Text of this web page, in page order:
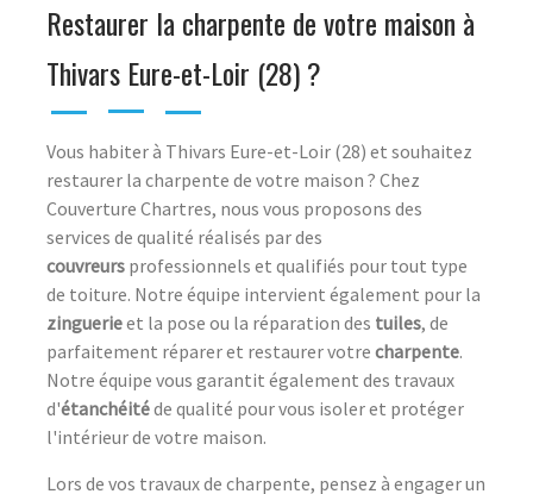
Restaurer la charpente de votre maison à ​
Thivars ​Eure-et-Loir ​(28) ?
Vous habiter à ​Thivars ​Eure-et-Loir ​(​28)​ et souhaitez
restaurer la charpente de votre maison ? ​Chez ​
Couverture Chartres, nous vous proposons des
services de qualité réalisés par des
couvreurs professionnels et qualifiés pour tout type
de toiture. Notre équipe intervient également pour la
zinguerieet la pose ou la réparation des tuiles, de
parfaitement réparer et restaurer votre charpente.
Notre équipe vous garantit également des travaux
d'étanchéitéde qualité pour vous isoler et protéger
l'intérieur de votre maison.
Lors de vos travaux de charpente, pensez à engager un